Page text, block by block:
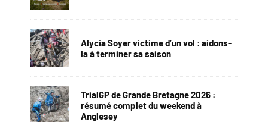
Alycia Soyer victime d’un vol : aidons-
la à terminer sa saison
TrialGP de Grande Bretagne 2026 :
résumé complet du weekend à
Anglesey